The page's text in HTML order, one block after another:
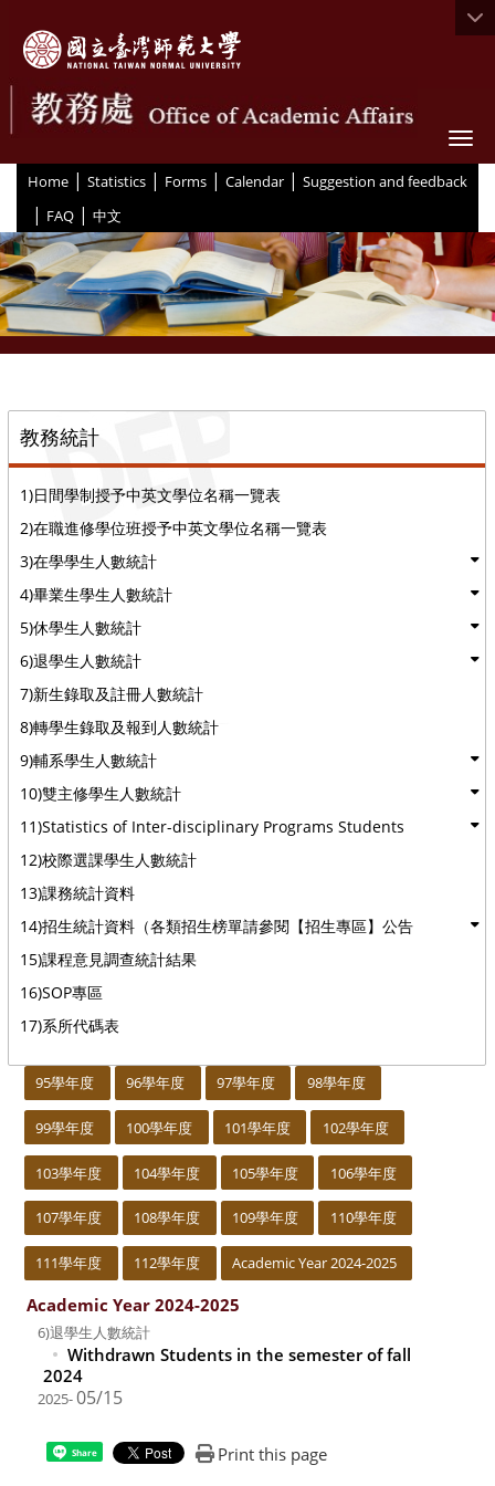
Home | Statistics | Forms | Calendar | Suggestion and feedback
| FAQ | 中文
教務統計
1)日間學制授予中英文學位名稱一覽表
2)在職進修學位班授予中英文學位名稱一覽表
3)在學學生人數統計
4)畢業生學生人數統計
5)休學生人數統計
6)退學生人數統計
7)新生錄取及註冊人數統計
8)轉學生錄取及報到人數統計
9)輔系學生人數統計
10)雙主修學生人數統計
11)Statistics of Inter-disciplinary Programs Students
12)校際選課學生人數統計
13)課務統計資料
14)招生統計資料（各類招生榜單請參閱【招生專區】公告
15)課程意見調查統計結果
16)SOP專區
17)系所代碼表
95學年度 96學年度 97學年度 98學年度
99學年度 100學年度 101學年度 102學年度
103學年度 104學年度 105學年度 106學年度
107學年度 108學年度 109學年度 110學年度
111學年度 112學年度 Academic Year 2024-2025
Academic Year 2024-2025
6)退學生人數統計
Withdrawn Students in the semester of fall
2024
2025-05/15
Share Print this page